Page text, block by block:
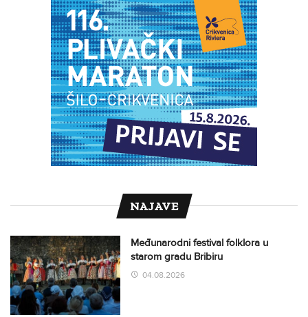
NAJAVE
Međunarodni festival folklora u
starom gradu Bribiru
04.08.2026